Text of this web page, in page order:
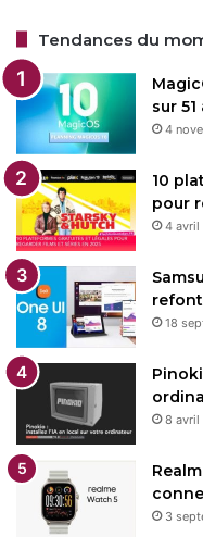
Tendances du
sur
4
10
pour
4 avril
18
8 avril
3